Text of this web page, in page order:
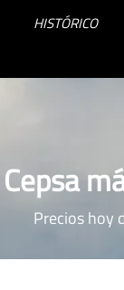
HISTÓRICO
Precios hoy